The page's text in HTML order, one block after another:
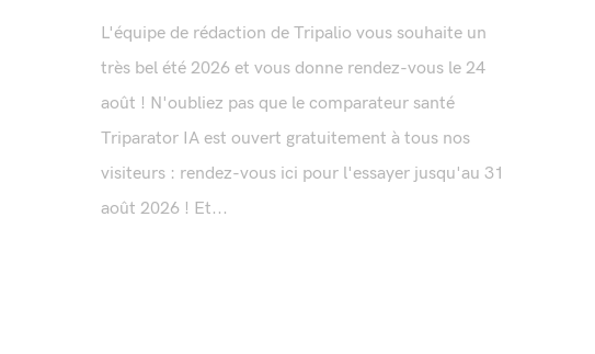
L'équipe de rédaction de Tripalio vous souhaite un
très bel été 2026 et vous donne rendez-vous le 24
août ! N'oubliez pas que le comparateur santé
Triparator IA est ouvert gratuitement à tous nos
visiteurs : rendez-vous ici pour l'essayer jusqu'au 31
août 2026 ! Et...